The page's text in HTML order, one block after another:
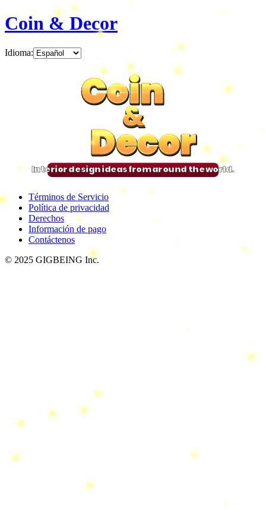
Coin & Decor
Idioma:
Coin
&
Decor
Coin
&
Decor
Coin
&
Decor
Coin
&
Decor
Interior design ideas from around the world.
Términos de Servicio
Política de privacidad
Derechos
Información de pago
Contáctenos
© 2025 GIGBEING Inc.